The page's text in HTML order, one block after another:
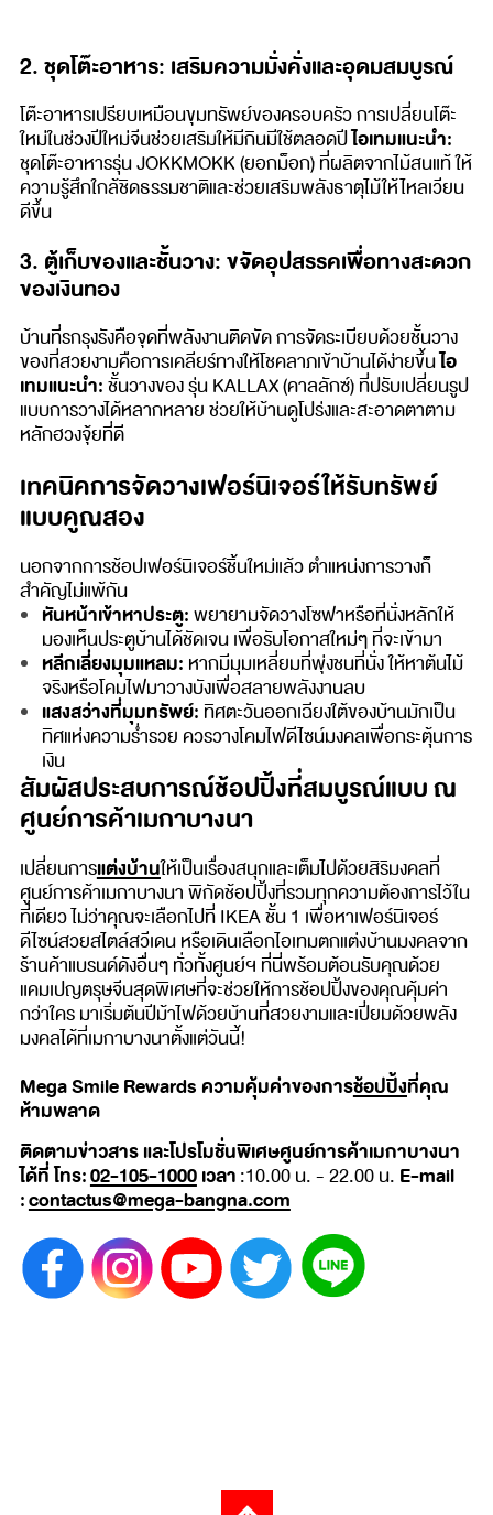
2. ชุดโต๊ะอาหาร: เสริมความมั่งคั่งและอุดมสมบูรณ์
โต๊ะอาหารเปรียบเหมือนขุมทรัพย์ของครอบครัว การเปลี่ยนโต๊ะ
ใหม่ในช่วงปีใหม่จีนช่วยเสริมให้มีกินมีใช้ตลอดปีไอเทมแนะนำ:
ชุดโต๊ะอาหารรุ่น JOKKMOKK (ยอกม็อก) ที่ผลิตจากไม้สนแท้ ให้
ความรู้สึกใกล้ชิดธรรมชาติและช่วยเสริมพลังธาตุไม้ให้ไหลเวียน
ดีขึ้น
3. ตู้เก็บของและชั้นวาง: ขจัดอุปสรรคเพื่อทางสะดวก
ของเงินทอง
บ้านที่รกรุงรังคือจุดที่พลังงานติดขัด การจัดระเบียบด้วยชั้นวาง
ของที่สวยงามคือการเคลียร์ทางให้โชคลาภเข้าบ้านได้ง่ายขึ้นไอ
เทมแนะนำ:ชั้นวางของ รุ่น KALLAX (คาลลักซ์) ที่ปรับเปลี่ยนรูป
แบบการวางได้หลากหลาย ช่วยให้บ้านดูโปร่งและสะอาดตาตาม
หลักฮวงจุ้ยที่ดี
เทคนิคการจัดวางเฟอร์นิเจอร์ให้รับทรัพย์
แบบคูณสอง
นอกจากการช้อปเฟอร์นิเจอร์ชิ้นใหม่แล้ว ตำแหน่งการวางก็
สำคัญไม่แพ้กัน
หันหน้าเข้าหาประตู:พยายามจัดวางโซฟาหรือที่นั่งหลักให้
มองเห็นประตูบ้านได้ชัดเจน เพื่อรับโอกาสใหม่ๆ ที่จะเข้ามา
หลีกเลี่ยงมุมแหลม: หากมีมุมเหลี่ยมที่พุ่งชนที่นั่ง ให้หาต้นไม้
จริงหรือโคมไฟมาวางบังเพื่อสลายพลังงานลบ
แสงสว่างที่มุมทรัพย์:ทิศตะวันออกเฉียงใต้ของบ้านมักเป็น
ทิศแห่งความร่ำรวย ควรวางโคมไฟดีไซน์มงคลเพื่อกระตุ้นการ
เงิน
สัมผัสประสบการณ์ช้อปปิ้งที่สมบูรณ์แบบ ณ
ศูนย์การค้าเมกาบางนา
เปลี่ยนการแต่งบ้านให้เป็นเรื่องสนุกและเต็มไปด้วยสิริมงคลที่
ศูนย์การค้าเมกาบางนา พิกัดช้อปปิ้งที่รวมทุกความต้องการไว้ใน
ที่เดียว ไม่ว่าคุณจะเลือกไปที่ IKEA ชั้น 1 เพื่อหาเฟอร์นิเจอร์
ดีไซน์สวยสไตล์สวีเดน หรือเดินเลือกไอเทมตกแต่งบ้านมงคลจาก
ร้านค้าแบรนด์ดังอื่นๆ ทั่วทั้งศูนย์ฯ ที่นี่พร้อมต้อนรับคุณด้วย
แคมเปญตรุษจีนสุดพิเศษที่จะช่วยให้การช้อปปิ้งของคุณคุ้มค่า
กว่าใคร มาเริ่มต้นปีม้าไฟด้วยบ้านที่สวยงามและเปี่ยมด้วยพลัง
มงคลได้ที่เมกาบางนาตั้งแต่วันนี้!
Mega Smile Rewards ความคุ้มค่าของการช้อปปิ้งที่คุณ
ห้ามพลาด
ติดตามข่าวสาร และโปรโมชั่นพิเศษศูนย์การค้าเมกาบางนา
ได้ที่ โทร:02-105-1000เวลา:10.00 น. - 22.00 น. E-mail
:contactus@mega-bangna.com